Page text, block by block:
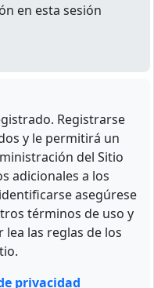
en esta sesión
Registrarse
y le permitirá un
del Sitio
adicionales a los
asegúrese
términos de uso y
las reglas de los
privacidad